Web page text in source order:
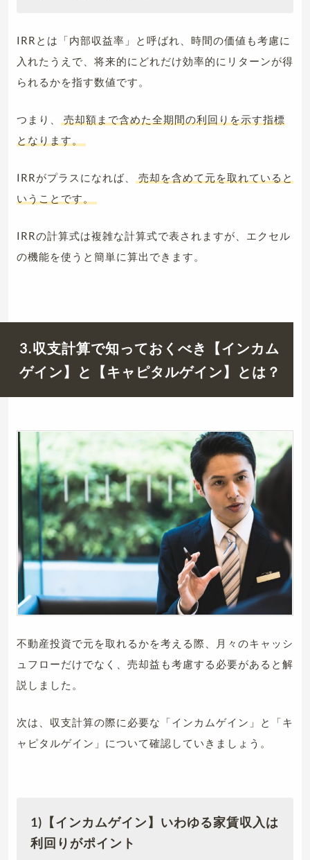
IRRとは「内部収益率」と呼ばれ、時間の価値も考慮に
入れたうえで、将来的にどれだけ効率的にリターンが得
られるかを指す数値です。
つまり、
売却額まで含めた全期間の利回りを示す指標
となります。
IRRがプラスになれば、
売却を含めて元を取れていると
いうことです。
IRRの計算式は複雑な計算式で表されますが、エクセル
の機能を使うと簡単に算出できます。
3.収支計算で知っておくべき【インカム
ゲイン】と【キャピタルゲイン】とは？
不動産投資で元を取れるかを考える際、月々のキャッシ
ュフローだけでなく、売却益も考慮する必要があると解
説しました。
次は、収支計算の際に必要な「インカムゲイン」と「キ
ャピタルゲイン」について確認していきましょう。
1)【インカムゲイン】いわゆる家賃収入は
利回りがポイント